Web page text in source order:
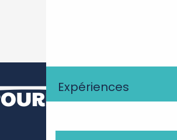
Expériences
AIMER